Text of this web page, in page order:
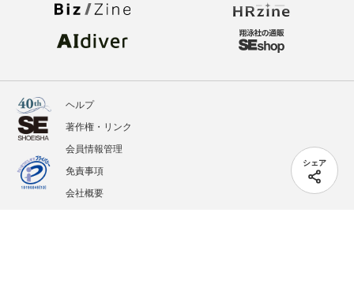
シェア
ヘルプ
著作権・リンク
会員情報管理
免責事項
会社概要